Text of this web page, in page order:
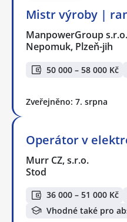
Mistr výroby |
ManpowerGroup s.r.o.
Nepomuk, Plzeň-jih
50 000 – 58 000 Kč
Zveřejněno: 7. srpna
Operátor v
Murr CZ, s.r.o.
Stod
36 000 – 51 000 Kč
Vhodné také pro